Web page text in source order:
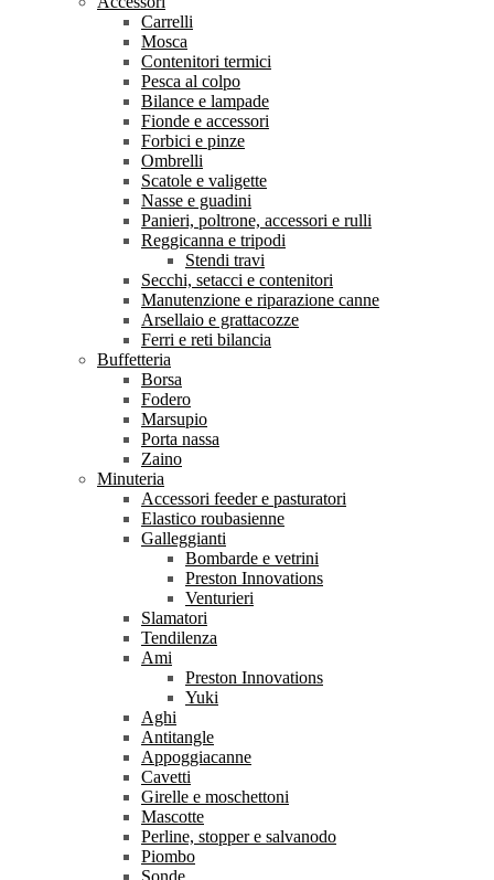
Carrelli
Mosca
Contenitori termici
Pesca al colpo
Bilance e lampade
Fionde e accessori
Forbici e pinze
Ombrelli
Scatole e valigette
Nasse e guadini
Panieri, poltrone, accessori e rulli
Reggicanna e tripodi
Stendi travi
Secchi, setacci e contenitori
Manutenzione e riparazione canne
Arsellaio e grattacozze
Ferri e reti bilancia
Buffetteria
Borsa
Fodero
Marsupio
Porta nassa
Zaino
Minuteria
Accessori feeder e pasturatori
Elastico roubasienne
Galleggianti
Bombarde e vetrini
Preston Innovations
Venturieri
Slamatori
Tendilenza
Ami
Preston Innovations
Yuki
Aghi
Antitangle
Appoggiacanne
Cavetti
Girelle e moschettoni
Mascotte
Perline, stopper e salvanodo
Piombo
Sonde